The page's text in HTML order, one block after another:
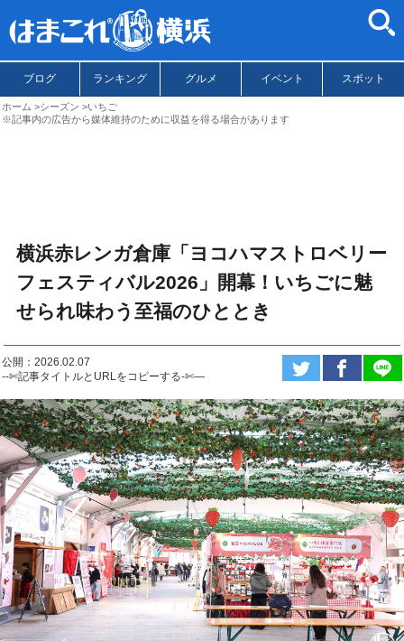
ブログ ランキング グルメ イベント スポット
ホーム シーズン
いちご
※記事内の広告から媒体維持のために収益を得る場合があります
横浜赤レンガ倉庫「ヨコハマストロベリー
フェスティバル2026」開幕！いちごに魅
せられ味わう至福のひととき
公開：2026.02.07
--✄記事タイトルとURLをコピーする-✄—